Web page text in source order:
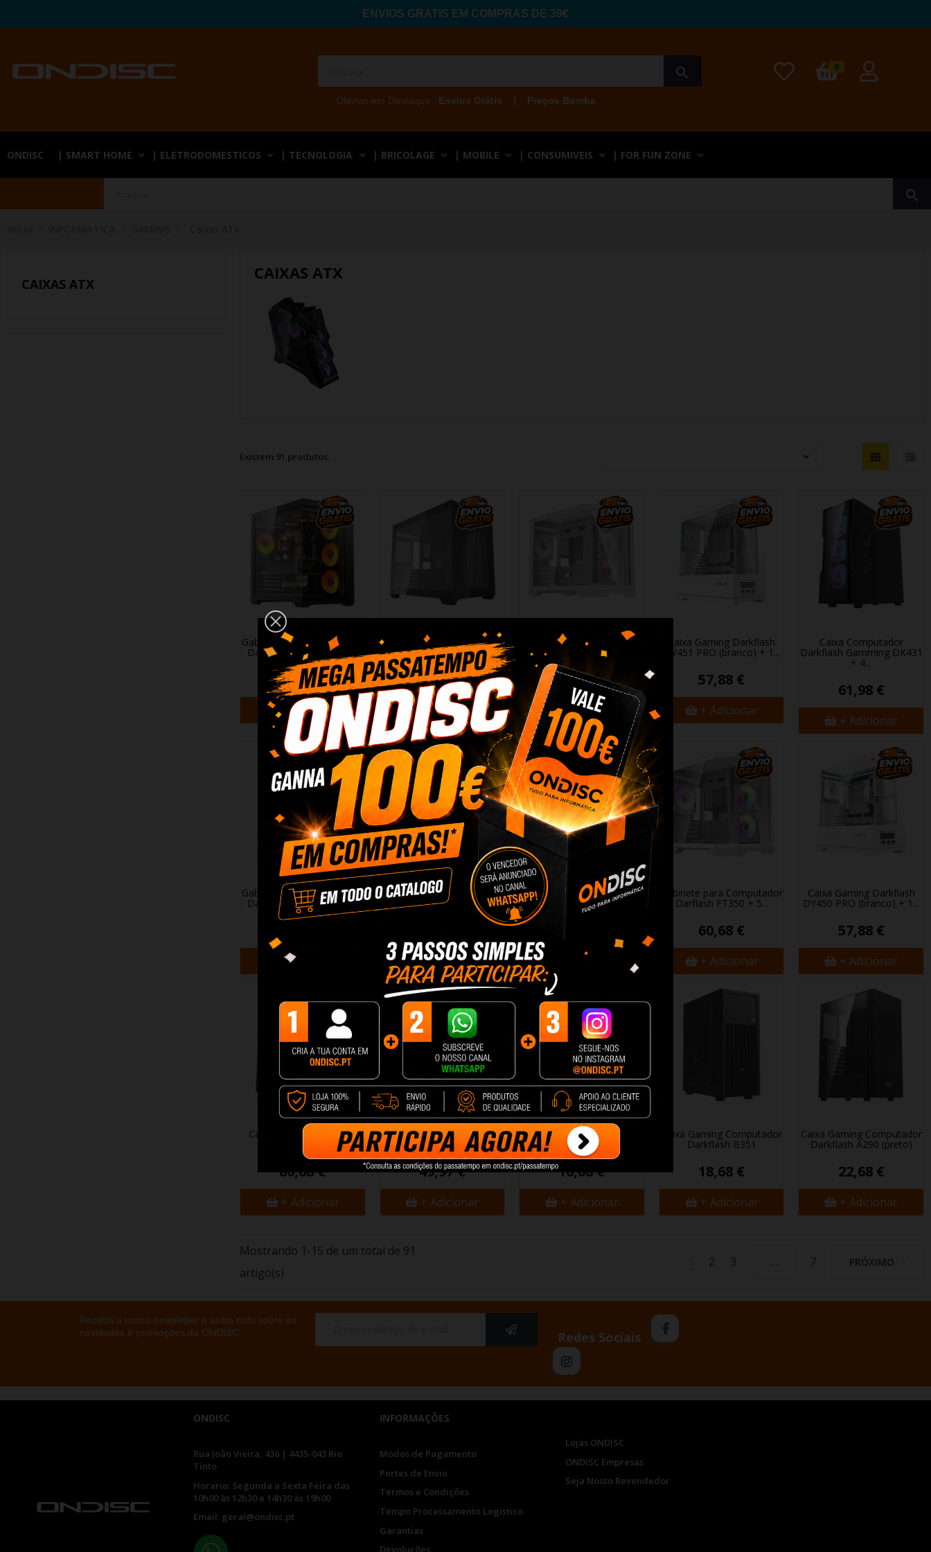
ENVIOS GRATIS EM COMPRAS DE 39€
search 0
Ofertas em Destaque: Envios Grátis | Preços Bomba
ONDISC | SMART HOME | ELETRODOMESTICOS | TECNOLOGIA | BRICOLAGE | MOBILE | CONSUMIVEIS | FOR FUN ZONE
search
CAIXAS ATX
CAIXAS ATX
Existem 91 produtos.
Gabinete para computador
DarkFlash C280 (preto)...
68,90 €
+ Adicionar
Caixa Gaming Computador
Darkflash C285MP (preto)
47,79 €
+ Adicionar
Gabinete para Computador
Darflash FT418 + 6...
65,98 €
+ Adicionar
Caixa Gaming Darkflash
DY451 PRO (branco) + 1...
57,88 €
+ Adicionar
Caixa Computador
Darkflash Gamming DK431
+ 4...
61,98 €
+ Adicionar
Gabinete para computador
DarkFlash DS950 (preto)
+ Adicionar
Caixa Gaming Computador
Darkflash DQX90 (preto)
+ Adicionar
Caixa Gaming Darkflash
DRX70 MESH (branco) + 4...
Gabinete para Computador
Darflash FT350 + 5...
60,68 €
+ Adicionar
Caixa Gaming Darkflash
DY450 ​​PRO (branco) + 1...
57,88 €
+ Adicionar
Caixa Gaming Darkflash
DS900 (preto) + 7...
80,68 €
+ Adicionar
Gabinete para computador
DarkFlash B275 PRO...
49,97 €
+ Adicionar
Caixa Computador
Darkflash Q15
16,68 €
+ Adicionar
Caixa Gaming Computador
Darkflash B351
18,68 €
+ Adicionar
Caixa Gaming Computador
Darkflash A290 (preto)
22,68 €
+ Adicionar
Mostrando 1-15 de um total de 91
artigo(s)
1 2 3 … 7 PRÓXIMO
Receba a nossa newsletter e saiba tudo sobre as
novidades e promoções da ONDISC
Redes Sociais
ONDISC
Rua João Vieira, 436 | 4435-043 Rio
Tinto
Horario: Segunda a Sexta Feira das
10h00 às 12h30 e 14h30 às 19h00
Email: geral@ondisc.pt
INFORMAÇÕES
Modos de Pagamento
Portes de Envio
Termos e Condições
Tempo Processamento Logistico
Garantias
Devoluções
Lojas ONDISC
ONDISC Empresas
Seja Nosso Revendedor